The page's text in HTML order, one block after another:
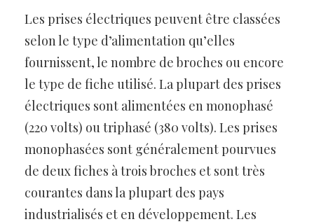
Les prises électriques peuvent être classées
selon le type d’alimentation qu’elles
fournissent, le nombre de broches ou encore
le type de fiche utilisé. La plupart des prises
électriques sont alimentées en monophasé
(220 volts) ou triphasé (380 volts). Les prises
monophasées sont généralement pourvues
de deux fiches à trois broches et sont très
courantes dans la plupart des pays
industrialisés et en développement. Les